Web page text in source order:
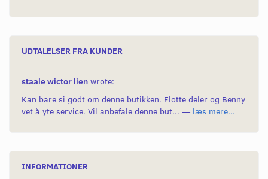
UDTALELSER FRA KUNDER
staale wictor lien wrote:
Kan bare si godt om denne butikken. Flotte deler og Benny
vet å yte service. Vil anbefale denne but... — læs mere...
INFORMATIONER